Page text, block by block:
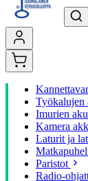
Työkalujen
Imurien
Kamera
Laturit ja
Paristot
Radio-